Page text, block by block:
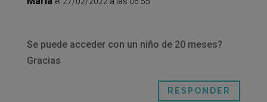
Se puede acceder con un niño de 20 meses?
Gracias
RESPONDER